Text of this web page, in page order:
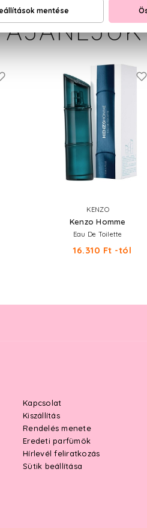
AJÁNLJUK
KENZO
Kenzo Homme
Eau De Toilette
16.310 Ft -tól
Kapcsolat
Kiszállítás
Rendelés menete
Eredeti parfümök
Hírlevél feliratkozás
Sütik beállítása